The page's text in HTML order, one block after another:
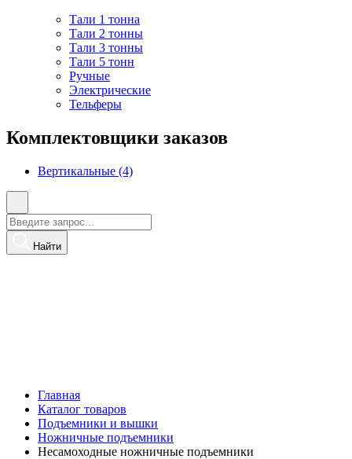
Тали 1 тонна
Тали 2 тонны
Тали 3 тонны
Тали 5 тонн
Ручные
Электрические
Тельферы
Комплектовщики заказов
Вертикальные (4)
Найти
Главная
Каталог товаров
Подъемники и вышки
Ножничные подъемники
Несамоходные ножничные подъемники